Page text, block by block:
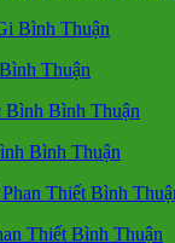
Thuận
Bình Thuận
Thiết Bình Thuận